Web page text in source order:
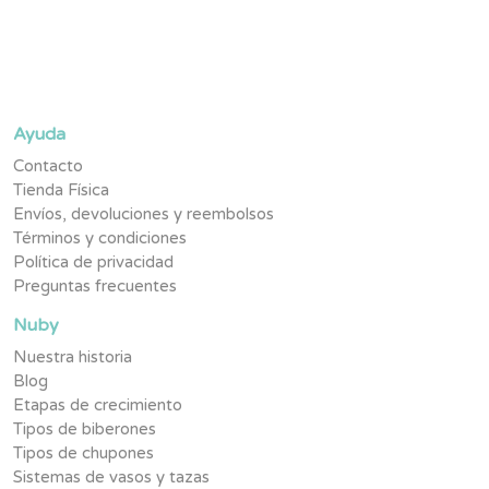
Ayuda
Contacto
Tienda Física
Envíos, devoluciones y reembolsos
Términos y condiciones
Política de privacidad
Preguntas frecuentes
Nuby
Nuestra historia
Blog
Etapas de crecimiento
Tipos de biberones
Tipos de chupones
Sistemas de vasos y tazas